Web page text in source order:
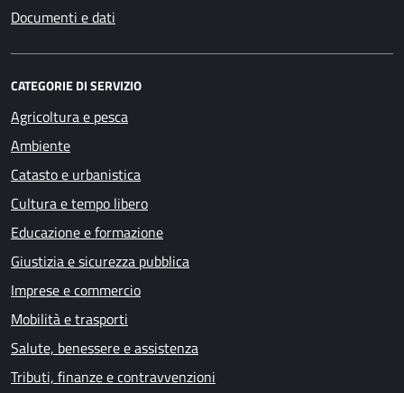
Documenti e dati
CATEGORIE DI SERVIZIO
Agricoltura e pesca
Ambiente
Catasto e urbanistica
Cultura e tempo libero
Educazione e formazione
Giustizia e sicurezza pubblica
Imprese e commercio
Mobilità e trasporti
Salute, benessere e assistenza
Tributi, finanze e contravvenzioni